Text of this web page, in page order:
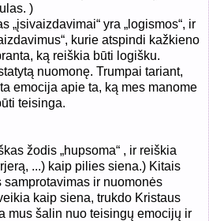
)
„įsivaizdavimai“ yra „logismos“, ir
kurie atspindi kažkieno
ką reiškia būti logišku.
nuomonę. Trumpai tariant,
emocija apie ta, ką mes manome
teisinga.
žodis „hupsoma“ , ir reiškia
...) kaip pilies siena.) Kitais
ir nuomonės
kaip siena, trukdo Kristaus
mus šalin nuo teisingų emocijų ir